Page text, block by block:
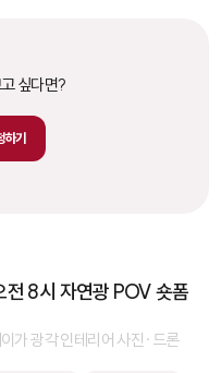
싶다면?
하기
전 8시 자연광 POV 숏폼
가 광각 인테리어 사진·드론